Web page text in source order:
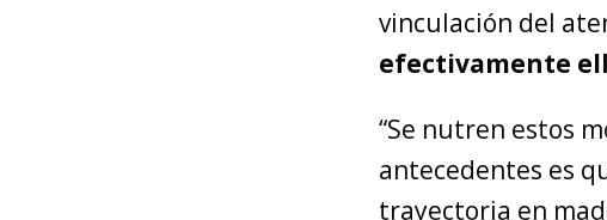
vinculación del
efectivamente
“Se nutren estos
antecedentes es
trayectoria en